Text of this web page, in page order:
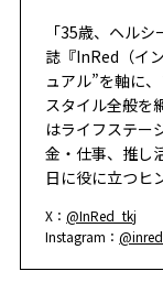
「35歳、ヘル
誌『InRed（イ
ュアル”を軸に
スタイル全般を
はライフステー
金・仕事、推し
日に役に立つヒ
X：@InRed_tkj
Instagram：